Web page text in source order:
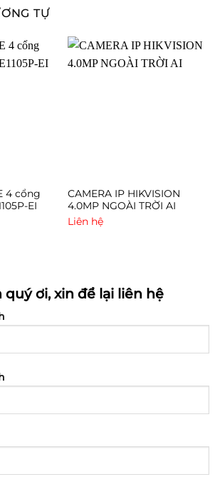
TỰ
4 cổng
EI
CAMERA IP HIKVISION
4.0MP NGOÀI TRỜI AI
Liên hệ
quý ơi, xin để lại liên hệ